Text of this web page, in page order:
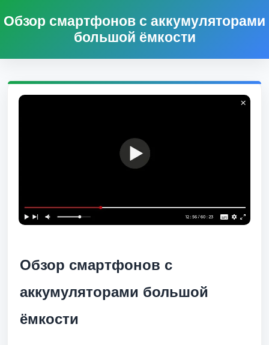
Обзор смартфонов с аккумуляторами
большой ёмкости
Обзор смартфонов с
аккумуляторами большой
ёмкости